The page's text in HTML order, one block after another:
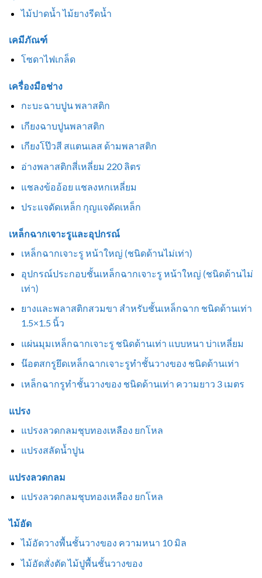
ไม้ปาดน้ำ ไม้ยางรีดน้ำ
เคมีภัณฑ์
โซดาไฟเกล็ด
เครื่องมือช่าง
กะบะฉาบปูน พลาสติก
เกียงฉาบปูนพลาสติก
เกียงโป๊วสี สแตนเลส ด้ามพลาสติก
อ่างพลาสติกสี่เหลี่ยม 220 ลิตร
แชลงข้ออ้อย แชลงหกเหลี่ยม
ประแจดัดเหล็ก กุญแจดัดเหล็ก
เหล็กฉากเจาะรูและอุปกรณ์
เหล็กฉากเจาะรู หน้าใหญ่ (ชนิดด้านไม่เท่า)
อุปกรณ์ประกอบชั้นเหล็กฉากเจาะรู หน้าใหญ่ (ชนิดด้านไม่
เท่า)
ยางและพลาสติกสวมขา สำหรับชั้นเหล็กฉาก ชนิดด้านเท่า
1.5×1.5 นิ้ว
แผ่นมุมเหล็กฉากเจาะรู ชนิดด้านเท่า แบบหนา บ่าเหลี่ยม
น๊อตสกรูยึดเหล็กฉากเจาะรูทำชั้นวางของ ชนิดด้านเท่า
เหล็กฉากรูทำชั้นวางของ ชนิดด้านเท่า ความยาว 3 เมตร
แปรง
แปรงลวดกลมชุบทองเหลือง ยกโหล
แปรงสลัดน้ำปูน
แปรงลวดกลม
แปรงลวดกลมชุบทองเหลือง ยกโหล
ไม้อัด
ไม้อัดวางพื้นชั้นวางของ ความหนา 10 มิล
ไม้อัดสั่งตัด ไม้ปูพื้นชั้นวางของ